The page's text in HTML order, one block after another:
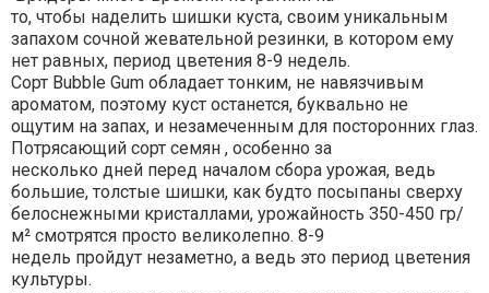
то, чтобы наделить шишки куста, своим уникальным
запахом сочной жевательной резинки, в котором ему
нет равных, период цветения 8-9 недель.
Сорт Bubble Gum обладает тонким, не навязчивым
ароматом, поэтому куст останется, буквально не
ощутим на запах, и незамеченным для посторонних глаз.
Потрясающий сорт семян , особенно за
несколько дней перед началом сбора урожая, ведь
большие, толстые шишки, как будто посыпаны сверху
белоснежными кристаллами, урожайность 350-450 гр/
м² смотрятся просто великолепно. 8-9
недель пройдут незаметно, а ведь это период цветения
культуры.